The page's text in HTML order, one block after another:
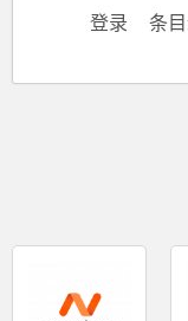
登录 条目